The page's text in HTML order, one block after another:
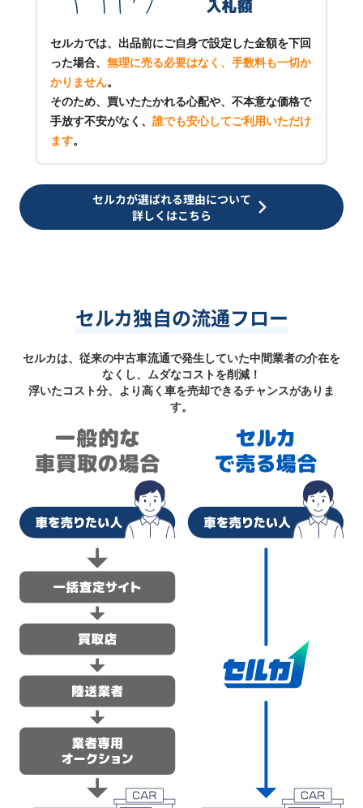
セルカでは、出品前にご自身で設定した金額を下回
った場合、 無理に売る必要はなく、手数料も一切か
かりません。
そのため、買いたたかれる心配や、不本意な価格で
手放す不安がなく、 誰でも安心してご利用いただけ
ます。
セルカが選ばれる理由について
詳しくはこちら
セルカ独自の流通フロー
セルカは、従来の中古車流通で発生していた中間業者の介在を
なくし、ムダなコストを削減！
浮いたコスト分、より高く車を売却できるチャンスがありま
す。